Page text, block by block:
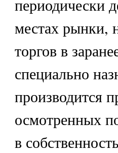
периодически
местах рынки,
торгов в
специально
производится
осмотренных
в